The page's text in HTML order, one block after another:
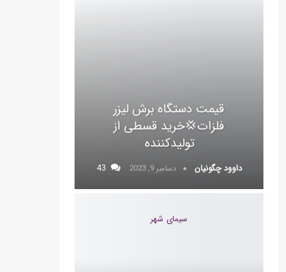
قیمت دستگاه برش لیزر
فلزات💢خرید قسطی از
تولیدکننده
داوود چگونیان دسامبر 9, 2023
سیمای شهر